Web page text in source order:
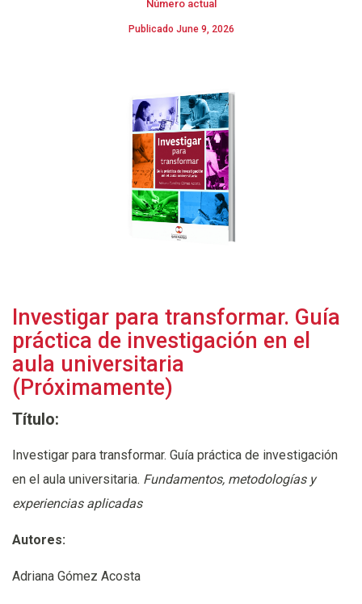
Número actual
Publicado June 9, 2026
Investigar para transformar. Guía
práctica de investigación en el
aula universitaria
(Próximamente)
Título:
Investigar para transformar. Guía práctica de investigación
en el aula universitaria. Fundamentos, metodologías y
experiencias aplicadas
Autores:
Adriana Gómez Acosta